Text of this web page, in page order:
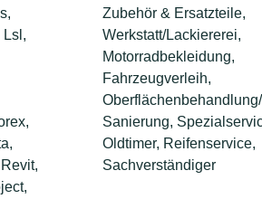
Lsl,
Zubehör & Ersatzteile,
Werkstatt/Lackiererei,
Motorradbekleidung,
Fahrzeugverleih,
Sanierung,
Oldtimer, Reifenservice,
Sachverständiger